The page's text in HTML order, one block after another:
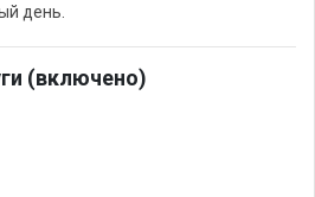
день.
(включено)